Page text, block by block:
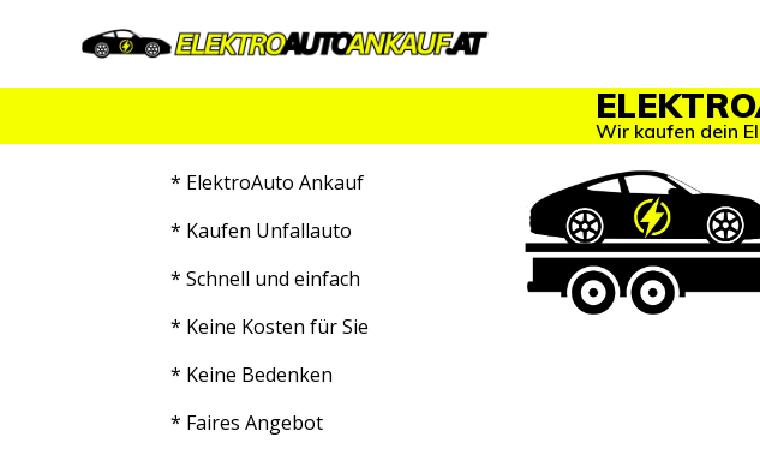
Wir kaufen dein
* ElektroAuto Ankauf
* Kaufen Unfallauto
* Schnell und einfach
* Keine Kosten für Sie
* Keine Bedenken
* Faires Angebot